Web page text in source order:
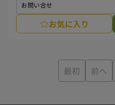
お問い合せ
お気に入り
最初 前へ